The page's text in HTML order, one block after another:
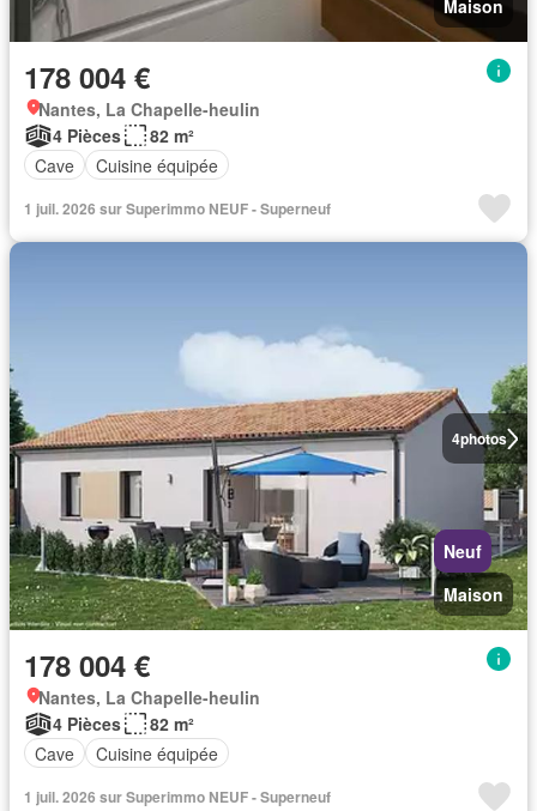
Maison
178 004 €
Nantes, La Chapelle-heulin
4 Pièces
82 m²
Cave
Cuisine équipée
1 juil. 2026 sur Superimmo NEUF - Superneuf
4photos
Neuf
Maison
178 004 €
Nantes, La Chapelle-heulin
4 Pièces
82 m²
Cave
Cuisine équipée
1 juil. 2026 sur Superimmo NEUF - Superneuf